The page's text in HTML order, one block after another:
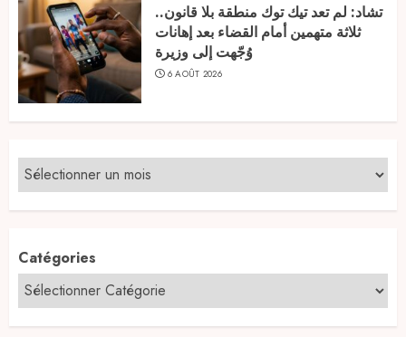
تشاد: لم تعد تيك توك منطقة بلا قانون..
ثلاثة متهمين أمام القضاء بعد إهانات
وُجّهت إلى وزيرة
6 AOÛT 2026
Catégories